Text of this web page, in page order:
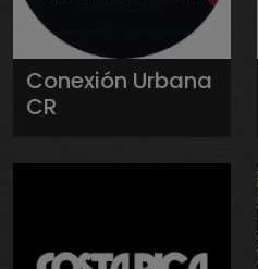
Conexión Urbana
CR